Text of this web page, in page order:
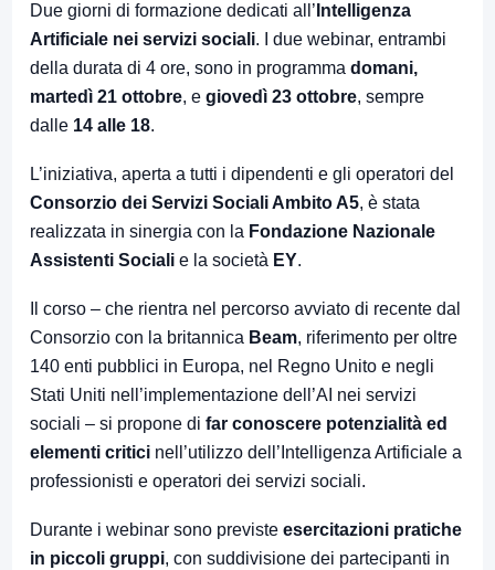
Due giorni di formazione dedicati all’ Intelligenza
Artificiale nei servizi sociali. I due webinar, entrambi
della durata di 4 ore, sono in programma domani,
martedì 21 ottobre, e giovedì 23 ottobre, sempre
dalle 14 alle 18.
L’iniziativa, aperta a tutti i dipendenti e gli operatori del
Consorzio dei Servizi Sociali Ambito A5, è stata
realizzata in sinergia con la Fondazione Nazionale
Assistenti Sociali e la società EY.
Il corso – che rientra nel percorso avviato di recente dal
Consorzio con la britannica Beam, riferimento per oltre
140 enti pubblici in Europa, nel Regno Unito e negli
Stati Uniti nell’implementazione dell’AI nei servizi
sociali – si propone di far conoscere potenzialità ed
elementi critici nell’utilizzo dell’Intelligenza Artificiale a
professionisti e operatori dei servizi sociali.
Durante i webinar sono previste esercitazioni pratiche
in piccoli gruppi, con suddivisione dei partecipanti in